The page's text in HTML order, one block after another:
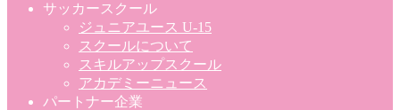
サッカースクール
ジュニアユース U-15
スクールについて
スキルアップスクール
アカデミーニュース
パートナー企業